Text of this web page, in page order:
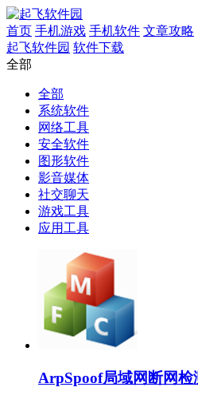
首页 手机游戏 手机软件 文章攻略
起飞软件园 软件下载
全部
全部
系统软件
网络工具
安全软件
图形软件
影音媒体
社交聊天
游戏工具
应用工具
ArpSpoof局域网断网检